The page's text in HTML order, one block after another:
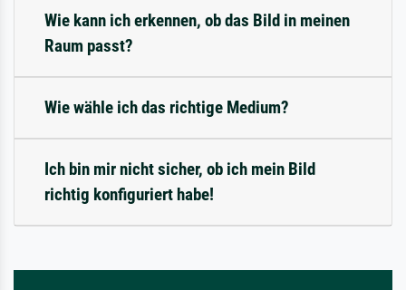
Wie kann ich erkennen, ob das Bild in meinen
Raum passt?
Wie wähle ich das richtige Medium?
Ich bin mir nicht sicher, ob ich mein Bild
richtig konfiguriert habe!